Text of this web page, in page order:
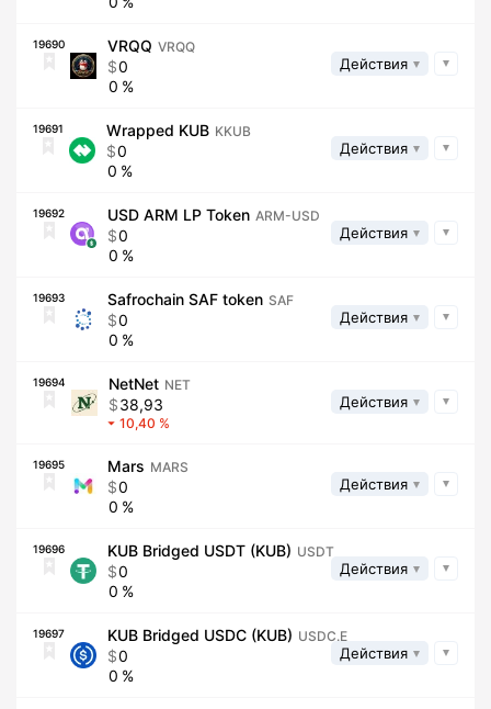
19690 VRQQ VRQQ
0
0
Действия
19691 Wrapped KUB KKUB
0
0
Действия
19692 USD ARM LP Token ARM-USD
0
0
Действия
19693 Safrochain SAF token SAF
0
0
Действия
19694 NetNet NET
38,93
10,40
Действия
19695 Mars MARS
0
0
Действия
19696 KUB Bridged USDT (KUB) USDT
0
0
Действия
19697 KUB Bridged USDC (KUB) USDC.E
0
0
Действия